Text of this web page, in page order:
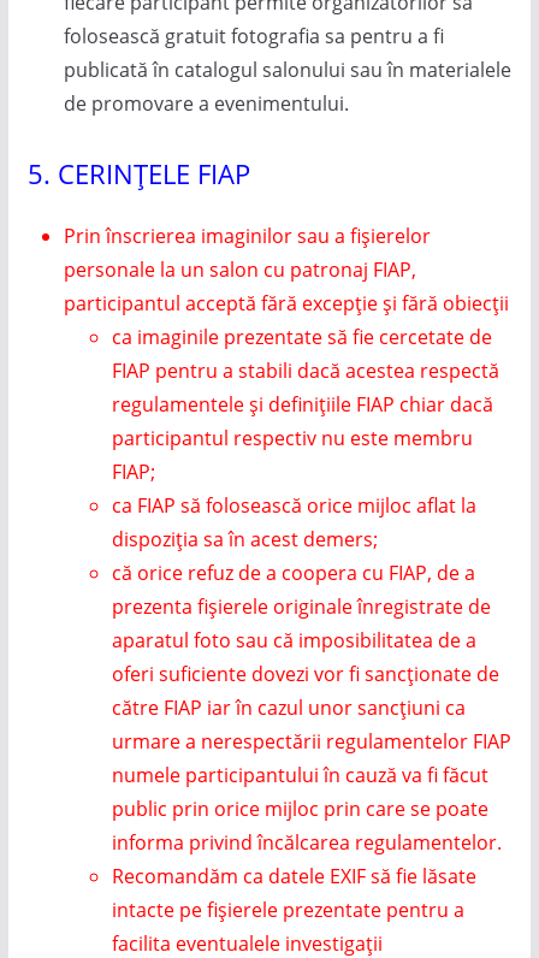
folosească gratuit fotografia sa pentru a fi
publicată în catalogul salonului sau în materialele
de promovare a evenimentului.
5. CERINȚELE FIAP
Prin înscrierea imaginilor sau a fișierelor
personale la un salon cu patronaj FIAP,
participantul acceptă fără excepție și fără obiecții
ca imaginile prezentate să fie cercetate de
FIAP pentru a stabili dacă acestea respectă
regulamentele și definițiile FIAP chiar dacă
participantul respectiv nu este membru
FIAP;
ca FIAP să folosească orice mijloc aflat la
dispoziția sa în acest demers;
că orice refuz de a coopera cu FIAP, de a
prezenta fișierele originale înregistrate de
aparatul foto sau că imposibilitatea de a
oferi suficiente dovezi vor fi sancționate de
către FIAP iar în cazul unor sancțiuni ca
urmare a nerespectării regulamentelor FIAP
numele participantului în cauză va fi făcut
public prin orice mijloc prin care se poate
informa privind încălcarea regulamentelor.
Recomandăm ca datele EXIF să fie lăsate
intacte pe fișierele prezentate pentru a
facilita eventualele investigații